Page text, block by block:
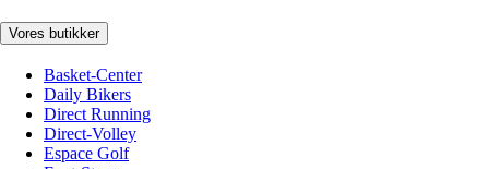
Vores butikker
Basket-Center
Daily Bikers
Direct Running
Direct-Volley
Espace Golf